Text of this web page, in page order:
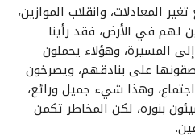
المعادلات، وانقلاب الموازين،
لهم في الأرض، فقد رأينا
المسيرة، وهؤلاء يحملون
على بنادقهم، ويصرخون
وهذا شيء جميل ورائع،
بنوره، لكن المخاطر تكمن